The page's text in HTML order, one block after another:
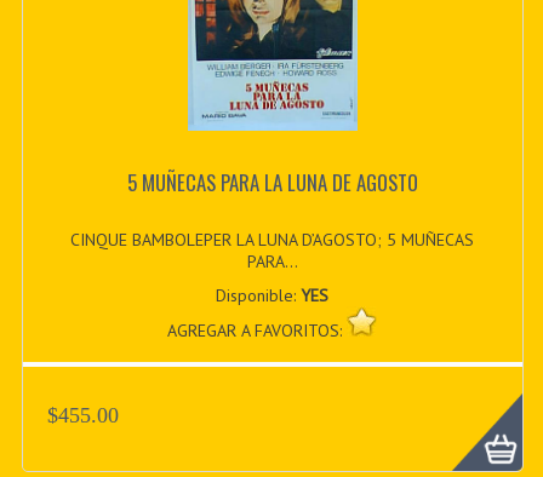
5 MUÑECAS PARA LA LUNA DE AGOSTO
CINQUE BAMBOLEPER LA LUNA D’AGOSTO; 5 MUÑECAS
PARA...
Disponible:YES
AGREGAR A FAVORITOS:
$455.00